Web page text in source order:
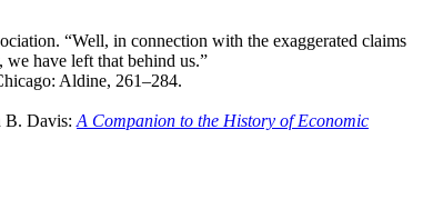
“Well, in connection with the exaggerated claims
have left that behind us.”
Aldine, 261–284.
B. Davis: A Companion to the History of Economic